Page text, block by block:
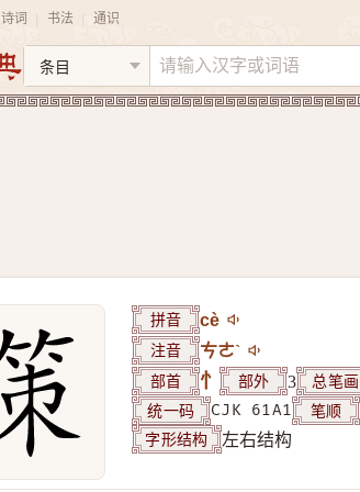
诗词 书法 通识
拼音 cè
注音 ㄘㄜˋ
部首 忄 部外 3 总笔画
统一码 CJK 61A1 笔顺
字形结构 左右结构